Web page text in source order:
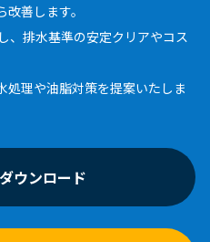
改善します。
、排水基準の安定クリアやコス
処理や油脂対策を提案いたしま
ウンロード